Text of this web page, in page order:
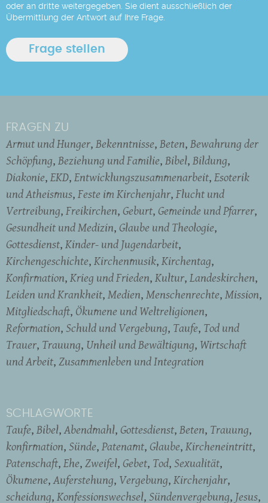
oder an dritte weitergegeben. Sie dient ausschließlich der
Übermittlung der Antwort auf Ihre Frage.
FRAGEN ZU
Armut und Hunger Bekenntnisse Beten Bewahrung der
Schöpfung Beziehung und Familie Bibel Bildung
Diakonie EKD Entwicklungszusammenarbeit Esoterik
und Atheismus Feste im Kirchenjahr Flucht und
Vertreibung Freikirchen Geburt Gemeinde und Pfarrer
Gesundheit und Medizin Glaube und Theologie
Gottesdienst Kinder- und Jugendarbeit
Kirchengeschichte Kirchenmusik Kirchentag
Konfirmation Krieg und Frieden Kultur Landeskirchen
Leiden und Krankheit Medien Menschenrechte Mission
Mitgliedschaft Ökumene und Weltreligionen
Reformation Schuld und Vergebung Taufe Tod und
Trauer Trauung Unheil und Bewältigung Wirtschaft
und Arbeit Zusammenleben und Integration
SCHLAGWORTE
Taufe Bibel Abendmahl Gottesdienst Beten Trauung
konfirmation Sünde Patenamt Glaube Kircheneintritt
Patenschaft Ehe Zweifel Gebet Tod Sexualität
Ökumene Auferstehung Vergebung Kirchenjahr
scheidung Konfessionswechsel Sündenvergebung Jesus